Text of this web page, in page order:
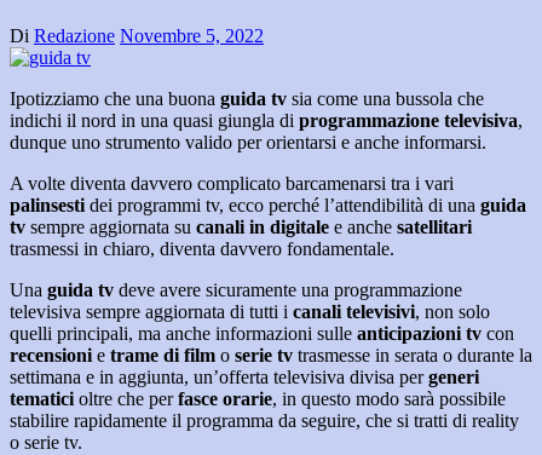
Di Redazione Novembre 5, 2022
Ipotizziamo che una buona guida tv sia come una bussola che
indichi il nord in una quasi giungla di programmazione televisiva,
dunque uno strumento valido per orientarsi e anche informarsi.
A volte diventa davvero complicato barcamenarsi tra i vari
palinsestidei programmi tv, ecco perché l’attendibilità di una guida
tv sempre aggiornata su canali in digitale e anche satellitari
trasmessi in chiaro, diventa davvero fondamentale.
Una guida tv deve avere sicuramente una programmazione
televisiva sempre aggiornata di tutti i canali televisivi, non solo
quelli principali, ma anche informazioni sulle anticipazioni tv con
recensionie trame di film o serie tv trasmesse in serata o durante la
settimana e in aggiunta, un’offerta televisiva divisa pergeneri
tematicioltre che perfasce orarie, in questo modo sarà possibile
stabilire rapidamente il programma da seguire, che si tratti di reality
o serie tv.